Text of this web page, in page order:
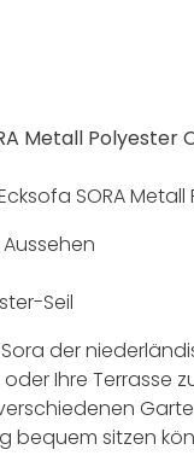
Metall Polyester
SORA
Seil
der
Ihre Terrasse
bequem sitzen